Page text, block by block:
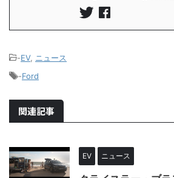
-EV, ニュース
-Ford
関連記事
EV ニュース